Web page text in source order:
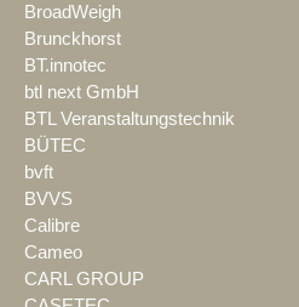
BroadWeigh
Brunckhorst
BT.innotec
btl next GmbH
BTL Veranstaltungstechnik
BÜTEC
bvft
BVVS
Calibre
Cameo
CARL GROUP